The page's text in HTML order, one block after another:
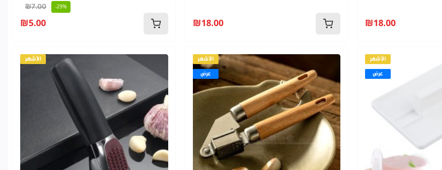
₪7.00 -29%
₪5.00 ₪18.00 ₪18.00
الأشهر الأشهر
عرض
الأشهر
عرض